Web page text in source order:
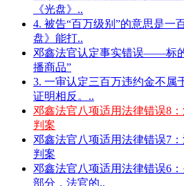
《光盘》..
4. 被告“百万级别”的意思是一
盘》能打..
邓鑫法官认定事实错误——标
播商品”
3. 一审认定三百万违约金不属
证明相反。..
邓鑫法官八项适用法律错误8
判案
邓鑫法官八项适用法律错误7
判案
邓鑫法官八项适用法律错误6
部分，法官的..